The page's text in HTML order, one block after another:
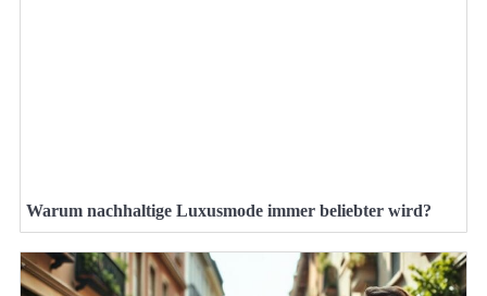
Warum nachhaltige Luxusmode immer beliebter wird?